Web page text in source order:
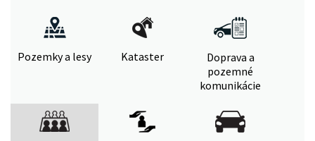
Pozemky a lesy Kataster
Doprava a
pozemné
komunikácie